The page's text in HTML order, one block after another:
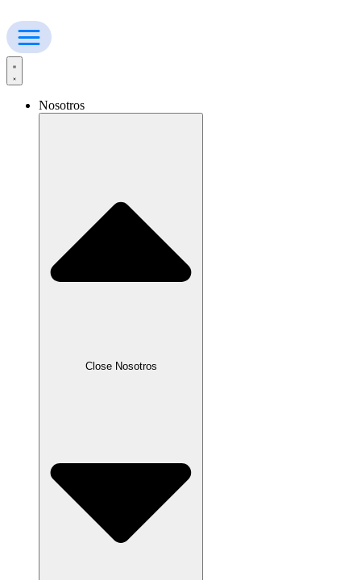
al
contenido
Nosotros
Close Nosotros